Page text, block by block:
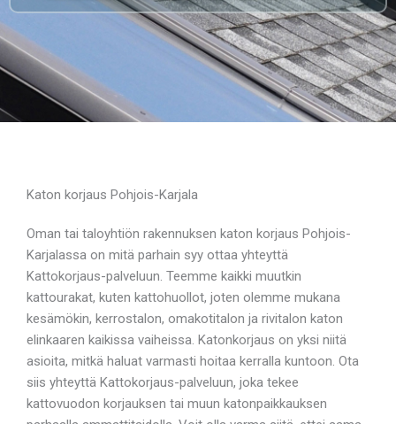
Katon korjaus Pohjois-Karjala
Oman tai taloyhtiön rakennuksen katon korjaus Pohjois-
Karjalassa on mitä parhain syy ottaa yhteyttä
Kattokorjaus-palveluun. Teemme kaikki muutkin
kattourakat, kuten kattohuollot, joten olemme mukana
kesämökin, kerrostalon, omakotitalon ja rivitalon katon
elinkaaren kaikissa vaiheissa. Katonkorjaus on yksi niitä
asioita, mitkä haluat varmasti hoitaa kerralla kuntoon. Ota
siis yhteyttä Kattokorjaus-palveluun, joka tekee
kattovuodon korjauksen tai muun katonpaikkauksen